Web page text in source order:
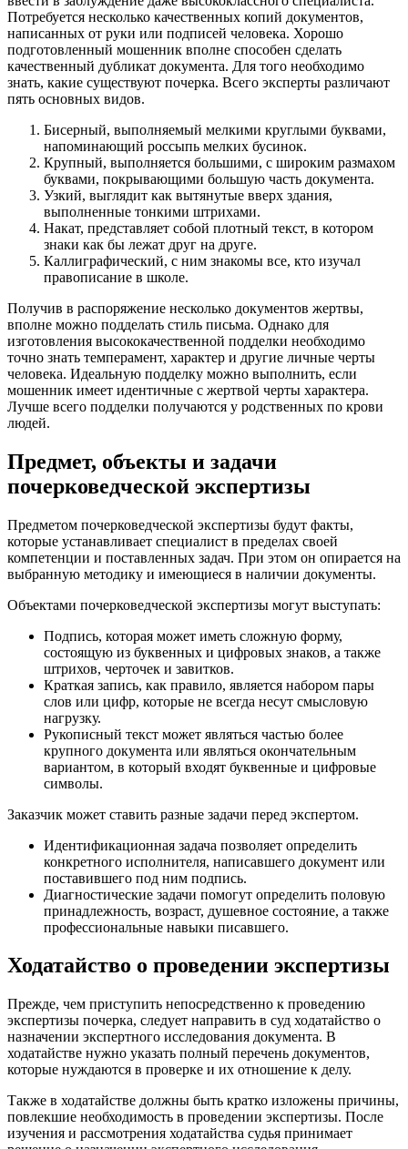
Потребуется несколько качественных копий документов,
написанных от руки или подписей человека. Хорошо
подготовленный мошенник вполне способен сделать
качественный дубликат документа. Для того необходимо
знать, какие существуют почерка. Всего эксперты различают
пять основных видов.
Бисерный, выполняемый мелкими круглыми буквами,
напоминающий россыпь мелких бусинок.
Крупный, выполняется большими, с широким размахом
буквами, покрывающими большую часть документа.
Узкий, выглядит как вытянутые вверх здания,
выполненные тонкими штрихами.
Накат, представляет собой плотный текст, в котором
знаки как бы лежат друг на друге.
Каллиграфический, с ним знакомы все, кто изучал
правописание в школе.
Получив в распоряжение несколько документов жертвы,
вполне можно подделать стиль письма. Однако для
изготовления высококачественной подделки необходимо
точно знать темперамент, характер и другие личные черты
человека. Идеальную подделку можно выполнить, если
мошенник имеет идентичные с жертвой черты характера.
Лучше всего подделки получаются у родственных по крови
людей.
Предмет, объекты и задачи
почерковедческой экспертизы
Предметом почерковедческой экспертизы будут факты,
которые устанавливает специалист в пределах своей
компетенции и поставленных задач. При этом он опирается на
выбранную методику и имеющиеся в наличии документы.
Объектами почерковедческой экспертизы могут выступать:
Подпись, которая может иметь сложную форму,
состоящую из буквенных и цифровых знаков, а также
штрихов, черточек и завитков.
Краткая запись, как правило, является набором пары
слов или цифр, которые не всегда несут смысловую
нагрузку.
Рукописный текст может являться частью более
крупного документа или являться окончательным
вариантом, в который входят буквенные и цифровые
символы.
Заказчик может ставить разные задачи перед экспертом.
Идентификационная задача позволяет определить
конкретного исполнителя, написавшего документ или
поставившего под ним подпись.
Диагностические задачи помогут определить половую
принадлежность, возраст, душевное состояние, а также
профессиональные навыки писавшего.
Ходатайство о проведении экспертизы
Прежде, чем приступить непосредственно к проведению
экспертизы почерка, следует направить в суд ходатайство о
назначении экспертного исследования документа. В
ходатайстве нужно указать полный перечень документов,
которые нуждаются в проверке и их отношение к делу.
Также в ходатайстве должны быть кратко изложены причины,
повлекшие необходимость в проведении экспертизы. После
изучения и рассмотрения ходатайства судья принимает